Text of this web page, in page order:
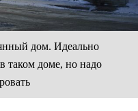
дом. Идеально
таком доме, но надо